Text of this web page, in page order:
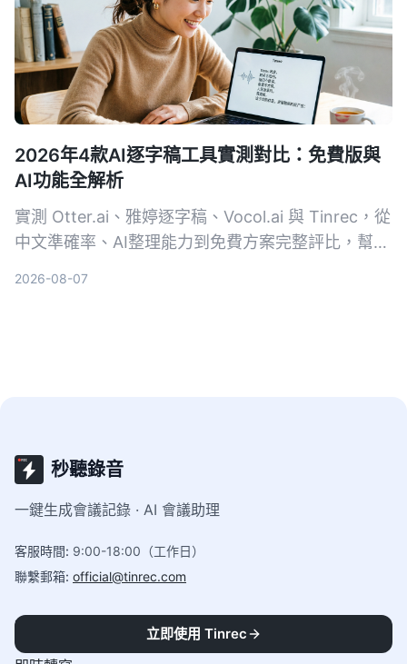
2026年4款AI逐字稿工具實測對比：免費版與
AI功能全解析
實測 Otter.ai、雅婷逐字稿、Vocol.ai 與 Tinrec，從
中文準確率、AI整理能力到免費方案完整評比，幫你
2026-08-07
秒聽錄音
一鍵生成會議記錄 · AI 會議助理
客服時間: 9:00-18:00（工作日）
聯繫郵箱: official@tinrec.com
功能 立即使用 Tinrec